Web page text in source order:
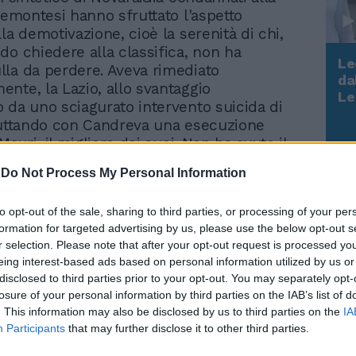
Do Not Process My Personal Information
opt-out of the sale, sharing to third parties, or processing of your
for targeted advertising by us, please use the below opt-out
selection. Please note that after your opt-out request is processed
interest-based ads based on personal information utilized by us
to third parties prior to your opt-out. You may separately
of your personal information by third parties on the IAB’s list of
This information may also be disclosed by us to third parties on the
Participants that may further disclose it to other third parties.
hanno sfruttato l'aspetto
demotivazione, cioè la serenità di chi,
chiedere alla classifica, non ha
da perdere. Aveva rimediato
la Lazio, allo svantaggio
da uno sciagurato intervento suicida di
con Candreva una esecuzione
il migliore dei suoi. Non ha avuto il
di Mascara l'ha risospinta sott'acqua.
il vantaggio sulle altre pretendenti alla
ha sperperato buona parte del suo
la posizione di privilegio, grazie
interna dell'Udinese di fronte
resta un solo punto da amministrare nei
Napoli, che ha il calendario più
e tre sui nerazzurri. Stramaccioni non
Rudy Giuliani a Come States?
Trump, Meloni e la strategia
americana